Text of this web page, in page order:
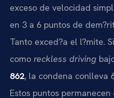
exceso de velocidad
en 3 a 6 puntos de
Tanto exced?a el l?mite.
como reckless driving
862, la condena conlleva
Estos puntos